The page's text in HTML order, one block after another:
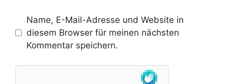
Name, E-Mail-Adresse und Website in
diesem Browser für meinen nächsten
Kommentar speichern.